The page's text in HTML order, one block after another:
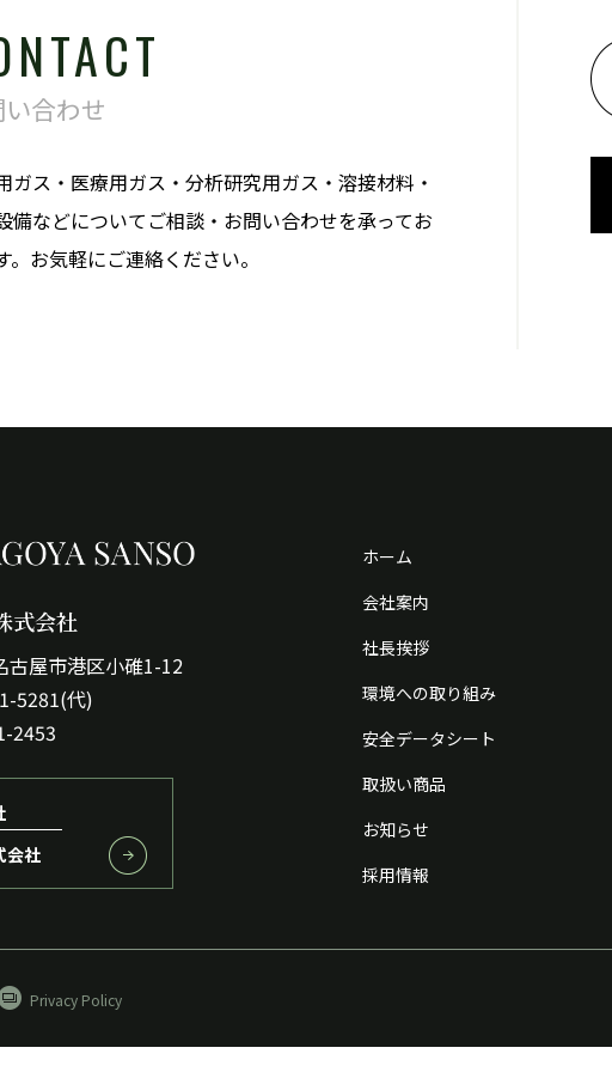
合わせ
ガス・医療用ガス・分析研究用ガス・溶接材料・
備などについてご相談・お問い合わせを承ってお
。お気軽にご連絡ください。
式会社
古屋市港区小碓1-12
5281(代)
2453
会社
ホーム
会社案内
社長挨拶
環境への取り組み
安全データシート
取扱い商品
お知らせ
採用情報
Privacy Policy